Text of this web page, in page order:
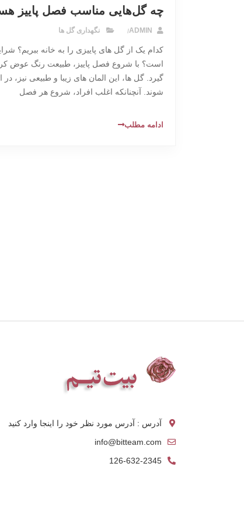
چه گل‌هایی مناسب فصل پاییز
نگهداری گل ها
کدام یک از گل های پاییزی را به خانه ببریم؟
است؟ با شروع فصل پاییز، طبیعت رنگ عوض
گیرد. گل ها، این المان های زیبا و طبیعی
شوند. آنچنانکه اغلب افراد، شروع هر فصل
ادامه مطلب
آدرس : آدرس مورد نظر خود را اینجا وارد کنید
info@bitteam.com
126-632-2345